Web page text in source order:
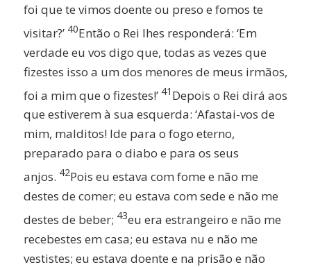
foi que te vimos doente ou preso e fomos te
visitar?’ 40Então o Rei lhes responderá: ‘Em
verdade eu vos digo que, todas as vezes que
fizestes isso a um dos menores de meus irmãos,
foi a mim que o fizestes!’ 41 Depois o Rei dirá aos
que estiverem à sua esquerda: ‘Afastai-vos de
mim, malditos! Ide para o fogo eterno,
preparado para o diabo e para os seus
anjos. 42Pois eu estava com fome e não me
destes de comer; eu estava com sede e não me
destes de beber; 43eu era estrangeiro e não me
recebestes em casa; eu estava nu e não me
vestistes; eu estava doente e na prisão e não